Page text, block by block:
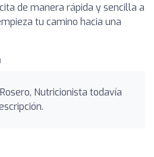
de manera rápida y sencilla a
tu camino hacia una
Nutricionista todavía